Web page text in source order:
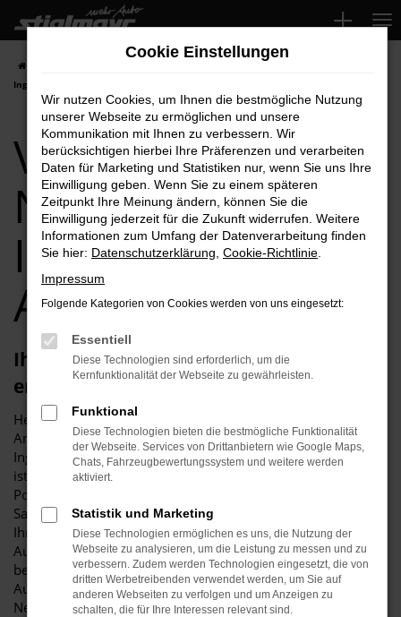
Zum
Hauptinhalt
springen
Ingolstadt Top-Angebote
VW Polo
Neuwagen für
Ingolstadt Top-
Angebote
Ihren VW Polo Neuwagen für Ingolstadt
erhalten Sie im Autohaus Stiglmayr
Herzlich willkommen bei Autohaus Stiglmayr – Ihre erste
Anlaufstelle für exzellente VW Polo Neuwagen Fahrzeuge für
Ingolstadt und Umgebung! Unser renommiertes Autohaus
ist stolz darauf, Ihnen eine herausragende Auswahl an VW
Polo Neuwagen zu präsentieren, die höchste Standards in
Sachen Qualität und Leistung erfüllen. Wir sind seit Jahren
Ihr vertrauenswürdiger Partner, wenn es um erstklassige
Automobile geht. Erfahren Sie mehr über unsere
beeindruckende VW Polo Neuwagen Flotte und warum
Autohaus Stiglmayr die bevorzugte Adresse für VW Polo
Neuwagen Liebhaber ist.
Cookie Einstellungen
Wir nutzen Cookies, um Ihnen die bestmögliche Nutzung
unserer Webseite zu ermöglichen und unsere
Kommunikation mit Ihnen zu verbessern. Wir
berücksichtigen hierbei Ihre Präferenzen und verarbeiten
Daten für Marketing und Statistiken nur, wenn Sie uns Ihre
Einwilligung geben. Wenn Sie zu einem späteren
Zeitpunkt Ihre Meinung ändern, können Sie die
Einwilligung jederzeit für die Zukunft widerrufen. Weitere
Informationen zum Umfang der Datenverarbeitung finden
Sie hier: Datenschutzerklärung Cookie-Richtlinie
Impressum
Folgende Kategorien von Cookies werden von uns eingesetzt:
Essentiell
Diese Technologien sind erforderlich, um die
Kernfunktionalität der Webseite zu gewährleisten.
Funktional
Diese Technologien bieten die bestmögliche Funktionalität
der Webseite. Services von Drittanbietern wie Google Maps,
Chats, Fahrzeugbewertungssystem und weitere werden
aktiviert.
Statistik und Marketing
Diese Technologien ermöglichen es uns, die Nutzung der
Webseite zu analysieren, um die Leistung zu messen und zu
verbessern. Zudem werden Technologien eingesetzt, die von
dritten Werbetreibenden verwendet werden, um Sie auf
anderen Webseiten zu verfolgen und um Anzeigen zu
schalten, die für Ihre Interessen relevant sind.